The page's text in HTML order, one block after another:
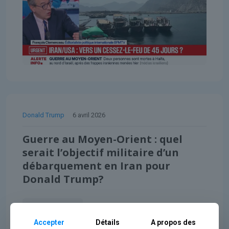
Donald Trump 6 avril 2026
Guerre au Moyen-Orient : quel
serait l’objectif militaire d’un
débarquement en Iran pour
Donald Trump?
Accepter Détails A propos des